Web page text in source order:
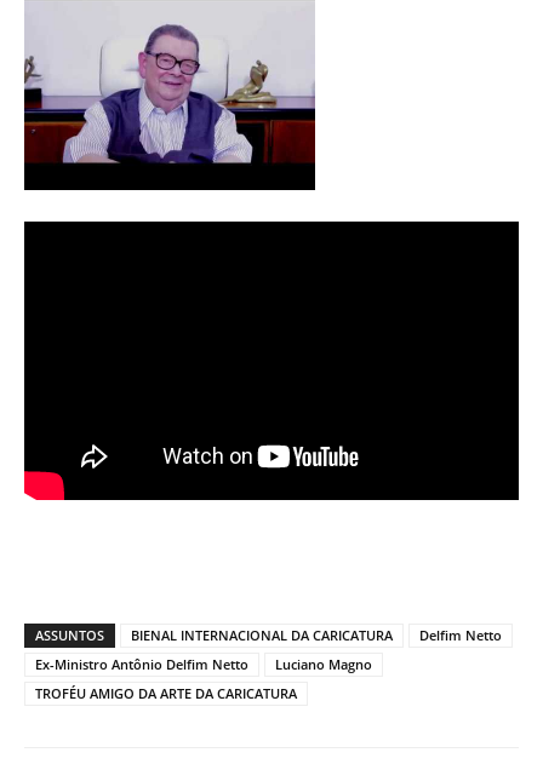
ASSUNTOS BIENAL INTERNACIONAL DA CARICATURA
Delfim Netto
Ex-Ministro Antônio Delfim Netto
Luciano Magno
TROFÉU AMIGO DA ARTE DA CARICATURA